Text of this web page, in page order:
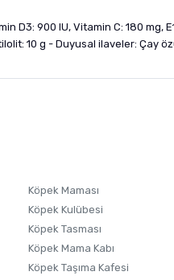
D3: 900 IU, Vitamin C: 180 mg,
10 g - Duyusal ilaveler: Çay
Ürünü Satın Al ve
Köpek Maması
Köpek Kulübesi
Köpek Tasması
Köpek Mama Kabı
Köpek Taşıma Kafesi